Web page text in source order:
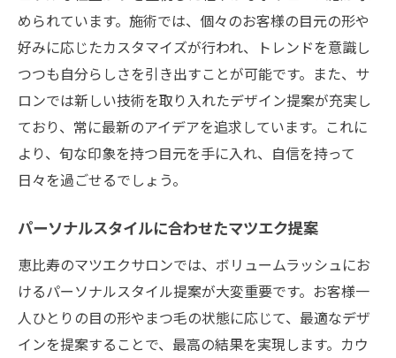
められています。施術では、個々のお客様の目元の形や
好みに応じたカスタマイズが行われ、トレンドを意識し
つつも自分らしさを引き出すことが可能です。また、サ
ロンでは新しい技術を取り入れたデザイン提案が充実し
ており、常に最新のアイデアを追求しています。これに
より、旬な印象を持つ目元を手に入れ、自信を持って
日々を過ごせるでしょう。
パーソナルスタイルに合わせたマツエク提案
恵比寿のマツエクサロンでは、ボリュームラッシュにお
けるパーソナルスタイル提案が大変重要です。お客様一
人ひとりの目の形やまつ毛の状態に応じて、最適なデザ
インを提案することで、最高の結果を実現します。カウ